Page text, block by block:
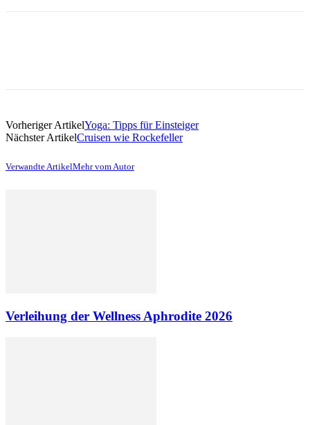
Vorheriger ArtikelYoga: Tipps für Einsteiger
Nächster ArtikelCruisen wie Rockefeller
Verwandte ArtikelMehr vom Autor
Verleihung der Wellness Aphrodite 2026